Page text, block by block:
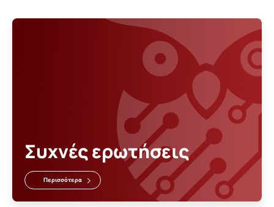
Συχνές ερωτήσεις
Περισσότερα